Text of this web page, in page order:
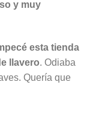
y muy
esta tienda
llavero. Odiaba
Quería que